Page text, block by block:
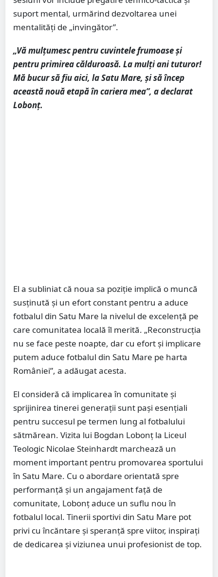
suport mental, urmărind dezvoltarea unei
mentalități de „invingător”.
„Vă mulțumesc pentru cuvintele frumoase și
pentru primirea călduroasă. La mulți ani tuturor!
Mă bucur să fiu aici, la Satu Mare, și să încep
această nouă etapă în cariera mea”, a declarat
Lobonț.
El a subliniat că noua sa poziție implică o muncă
susținută și un efort constant pentru a aduce
fotbalul din Satu Mare la nivelul de excelență pe
care comunitatea locală îl merită. „Reconstrucția
nu se face peste noapte, dar cu efort și implicare
putem aduce fotbalul din Satu Mare pe harta
României”, a adăugat acesta.
El consideră că implicarea în comunitate și
sprijinirea tinerei generații sunt pași esențiali
pentru succesul pe termen lung al fotbalului
sătmărean. Vizita lui Bogdan Lobonț la Liceul
Teologic Nicolae Steinhardt marchează un
moment important pentru promovarea sportului
în Satu Mare. Cu o abordare orientată spre
performanță și un angajament față de
comunitate, Lobonț aduce un suflu nou în
fotbalul local. Tinerii sportivi din Satu Mare pot
privi cu încăntare și speranță spre viitor, inspirați
de dedicarea și viziunea unui profesionist de top.